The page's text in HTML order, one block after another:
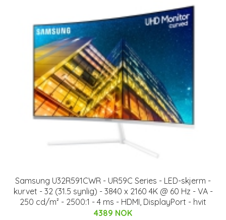
Samsung U32R591CWR - UR59C Series - LED-skjerm -
kurvet - 32 (31.5 synlig) - 3840 x 2160 4K @ 60 Hz - VA -
250 cd/m² - 2500:1 - 4 ms - HDMI, DisplayPort - hvit
4389 NOK